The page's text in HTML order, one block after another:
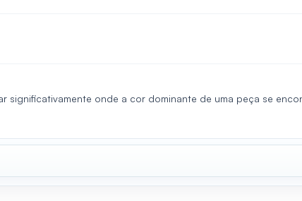
onde a cor dominante de uma peça se